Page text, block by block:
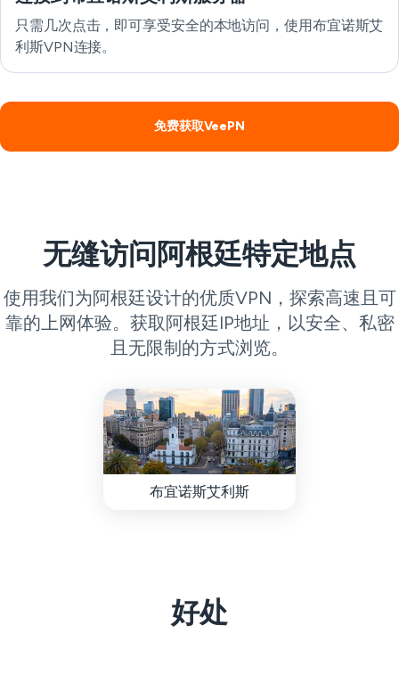
只需几次点击，即可享受安全的本地访问，使用布宜诺斯艾
利斯VPN连接。
免费获取VeePN
无缝访问阿根廷特定地点
使用我们为阿根廷设计的优质VPN，探索高速且可
靠的上网体验。获取阿根廷IP地址，以安全、私密
且无限制的方式浏览。
布宜诺斯艾利斯
好处